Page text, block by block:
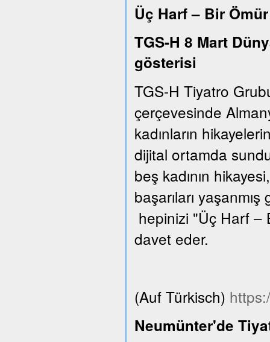
Üç Harf – Bir
TGS-H 8 Mart
gösterisi
TGS-H Tiyatro
çerçevesinde
kadınların
dijital ortamda
beş kadının
başarıları
hepinizi "Üç Harf –
davet eder.
(Auf Türkisch)
Neumünter'de